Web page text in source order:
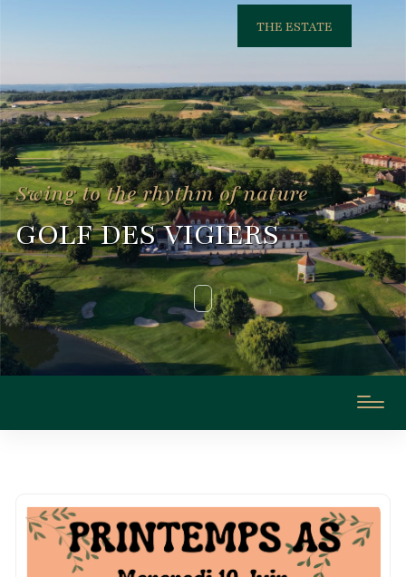
THE ESTATE
Swing to the rhythm of nature
GOLF DES VIGIERS